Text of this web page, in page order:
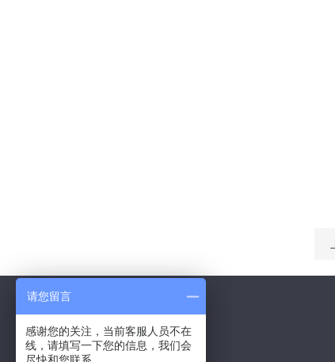
Contact Us
请您留言
感谢您的关注，当前客服人员不在
线，请填写一下您的信息，我们会